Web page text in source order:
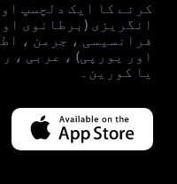
کرنے کا ایک دلچسپ
انگریزی (برطانوی
فرانسیسی ، جرمن ،
اور یورپی) ، عربی ،
یا کورین۔